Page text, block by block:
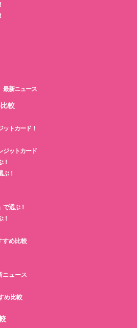
最新ニュース
較
ットカード！
ジットカード
！
ぶ！
で選ぶ！
！
すめ比較
ニュース
め比較